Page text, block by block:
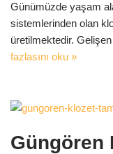
Günümüzde yaşam
sistemlerinden olan
üretilmektedir.
fazlasını oku »
Güngören